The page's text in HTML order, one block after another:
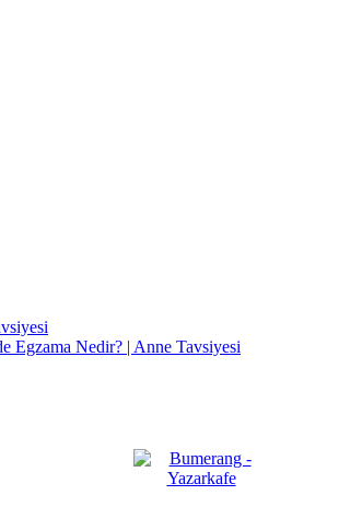
Egzama Nedir? | Anne Tavsiyesi